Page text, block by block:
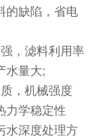
的缺陷，省电
，滤料利用率
水量大;
，机械强度
力学稳定性
水深度处理方